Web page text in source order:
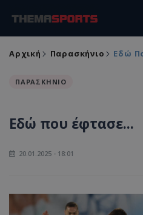
Αρχική Παρασκήνιο Eδώ
ΠΑΡΑΣΚΗΝΙΟ
Eδώ που έφτασε...
20.01.2025 - 18:01